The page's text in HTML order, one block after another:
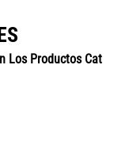
Los Productos Cat